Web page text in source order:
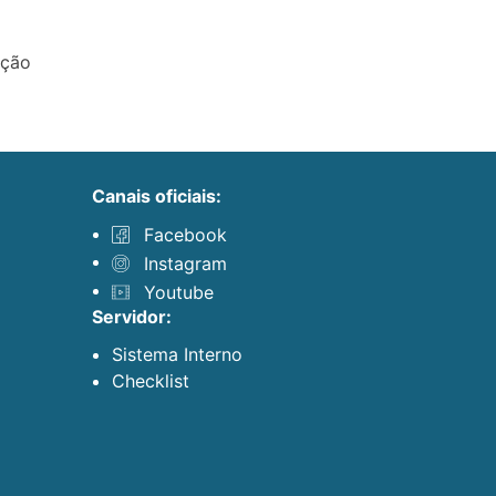
canais oficiais:
Facebook
Instagram
Youtube
servidor:
Sistema Interno
Checklist